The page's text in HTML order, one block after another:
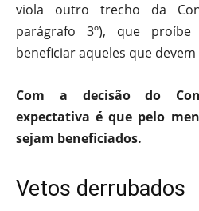
viola outro trecho da
parágrafo 3º), que
beneficiar aqueles que devem
Com a decisão do
expectativa é que pelo
sejam beneficiados.
Vetos derrubados